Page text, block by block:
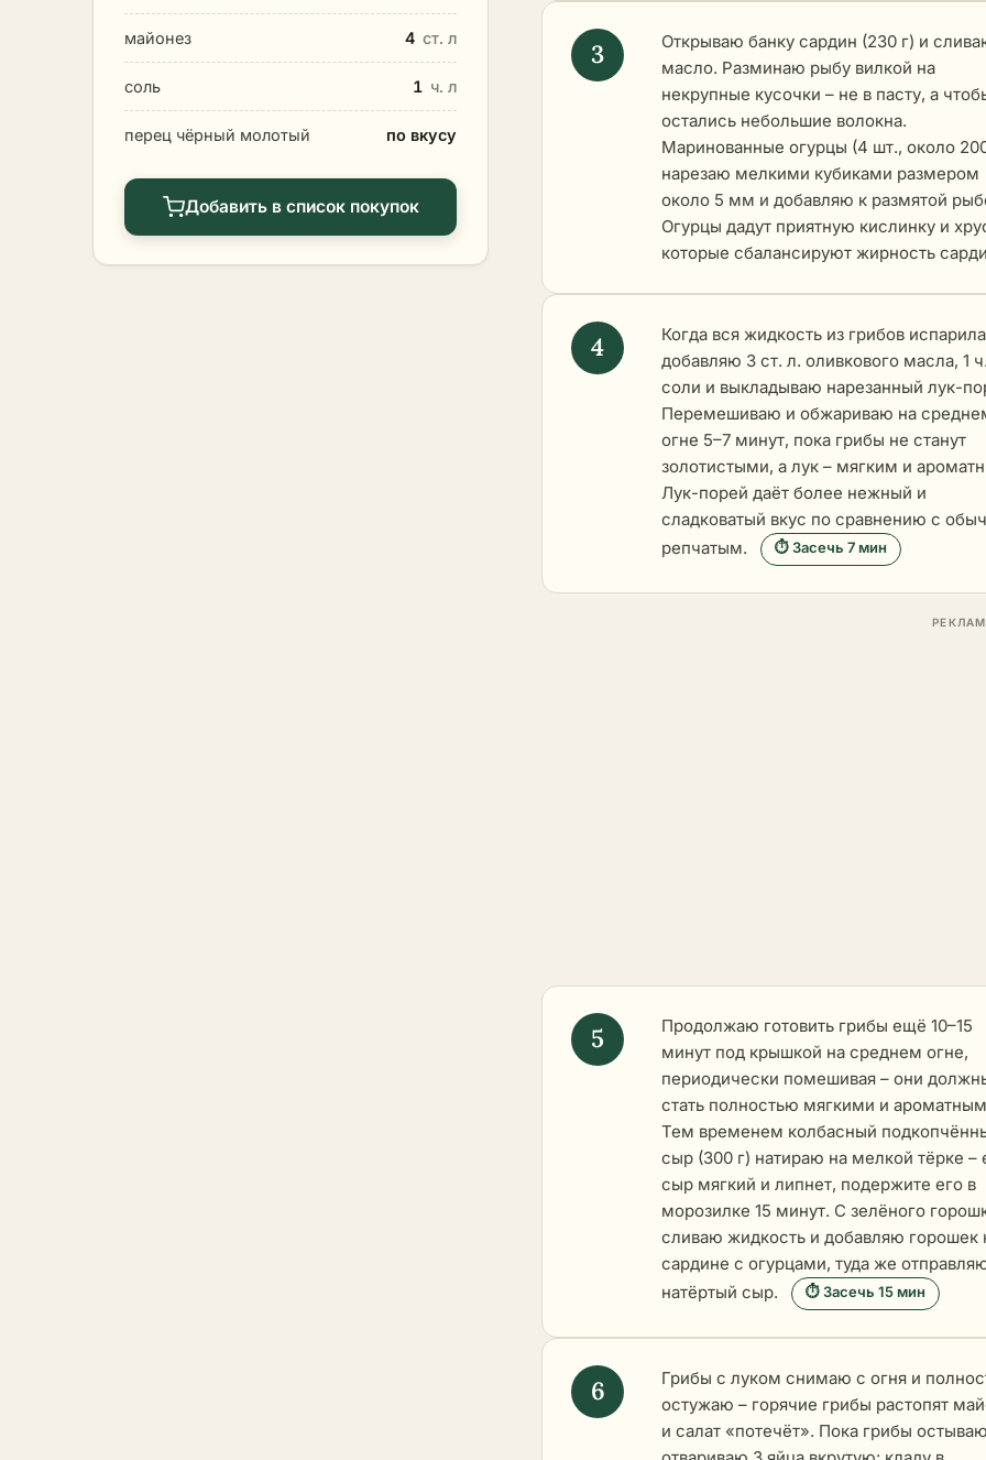
майонез 4 ст. л
соль 1 ч. л
перец чёрный молотый по вкусу
Добавить в список покупок
Открываю банку сардин (230 г) и
масло. Разминаю рыбу вилкой на
некрупные кусочки – не в пасту, а
остались небольшие волокна.
Маринованные огурцы (4 шт., около
нарезаю мелкими кубиками размером
около 5 мм и добавляю к размятой
Огурцы дадут приятную кислинку и
которые сбалансируют жирность
Когда вся жидкость из грибов
добавляю 3 ст. л. оливкового масла, 1
соли и выкладываю нарезанный лук-
Перемешиваю и обжариваю на
огне 5–7 минут, пока грибы не станут
золотистыми, а лук – мягким и
Лук-порей даёт более нежный и
сладковатый вкус по сравнению с
репчатым.
⏱ Засечь 7 мин
Продолжаю готовить грибы ещё 10–15
минут под крышкой на среднем огне,
периодически помешивая – они
стать полностью мягкими и
Тем временем колбасный
сыр (300 г) натираю на мелкой тёрке –
сыр мягкий и липнет, подержите его в
морозилке 15 минут. С зелёного
сливаю жидкость и добавляю горошек
сардине с огурцами, туда же
натёртый сыр.
⏱ Засечь 15 мин
Грибы с луком снимаю с огня и
остужаю – горячие грибы растопят
и салат «потечёт». Пока грибы